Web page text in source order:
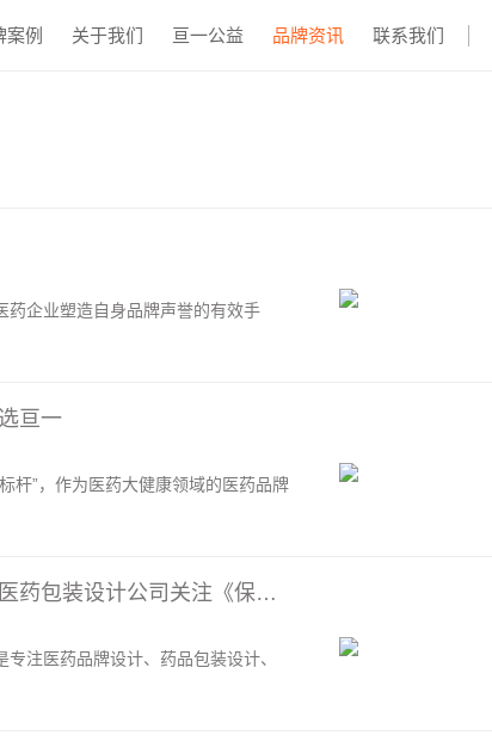
案例 关于我们 亘一公益 品牌资讯 联系我们
药企业塑造自身品牌声誉的有效手
亘一
杆”，作为医药大健康领域的医药品牌
亘一医药大健康-专业医药品牌设计-药品包装设计-医药包装设计公司关注《保健食品标志规范标注指南》
注医药品牌设计、药品包装设计、